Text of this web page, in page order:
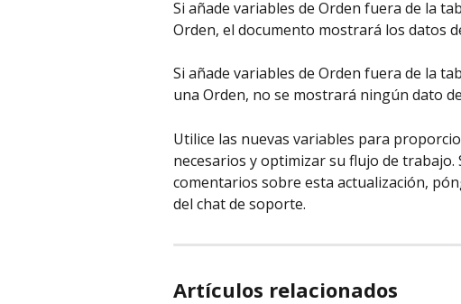
Si añade variables de Orden fuera de la
Orden, el documento mostrará los datos
Si añade variables de Orden fuera de la
una Orden, no se mostrará ningún dato
Utilice las nuevas variables para
necesarios y optimizar su flujo de
comentarios sobre esta actualización,
del chat de soporte.
Artículos relacionados